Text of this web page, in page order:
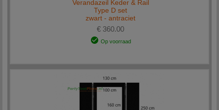
Verandazeil Keder & Rail
Type D set
zwart - antraciet
€ 360.00
Op voorraad